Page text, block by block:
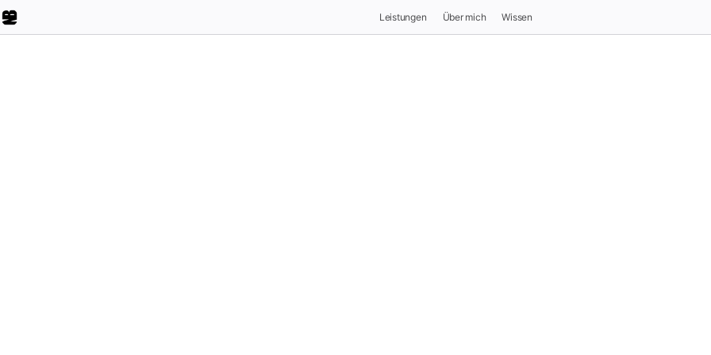
Leistungen Über mich Wissen